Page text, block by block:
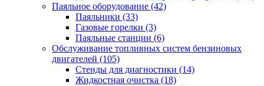
Паяльное оборудование (42)
Паяльники (33)
Газовые горелки (3)
Паяльные станции (6)
Обслуживание топливных систем бензиновых
двигателей (105)
Стенды для диагностики (14)
Жидкостная очистка (18)